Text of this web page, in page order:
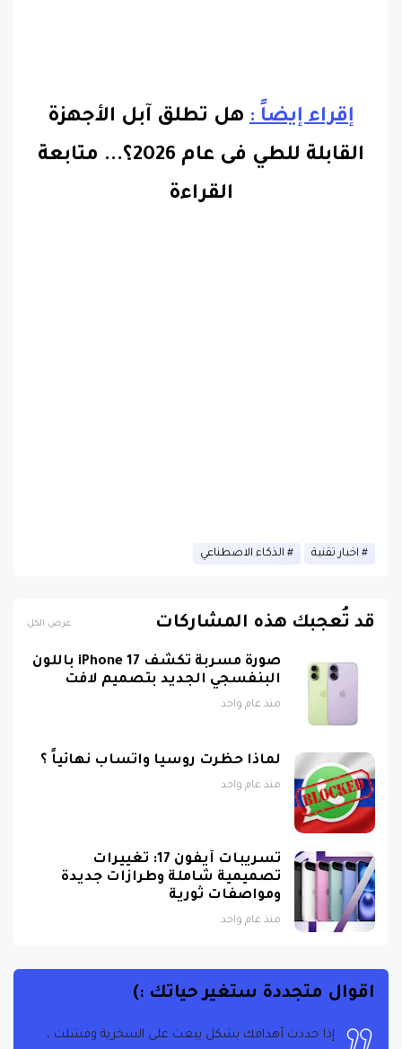
إقراء إيضاً : هل تطلق آبل الأجهزة
القابلة للطي فى عام 2026؟.
.. متابعة
القراءة
اخبار تقنية الذكاء الاصطناعي
قد تُعجبك هذه المشاركات عرض الكل
صورة مسربة تكشف iPhone 17 باللون
البنفسجي الجديد بتصميم لافت
منذ عام واحد
لماذا حظرت روسيا واتساب نهائياً ؟
منذ عام واحد
تسريبات آيفون 17: تغييرات
تصميمية شاملة وطرازات جديدة
ومواصفات ثورية
منذ عام واحد
اقوال متجددة ستغير حياتك :)
إذا حددت أهدافك بشكل يبعث على السخرية وفشلت ،